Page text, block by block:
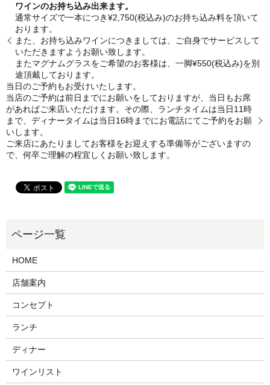
ワインのお持ち込み出来ます。
通常サイズで一本につき¥2,750(税込み)のお持ち込み料を頂いて
おります。
また、お持ち込みワインにつきましては、ご自身でサービスして
いただきますようお願い致します。
またマグナムグラスをご希望のお客様は、一脚¥550(税込み)を別
途頂戴しております。
当日のご予約もお受けいたします。
当店のご予約は前日までにお願いをしておりますが、当日もお席
があればご来店いただけます。その際、ランチタイムは当日11時
まで、ディナータイムは当日16時までにお電話にてご予約をお願
いします。
ご来店にあたりましてお客様をお迎えする準備等がございますの
で、何卒ご理解の程宜しくお願い致します。
HOME
店舗案内
コンセプト
ランチ
ディナー
ワインリスト